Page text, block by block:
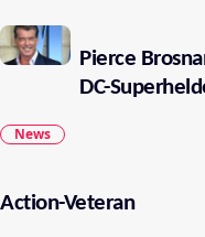
Pierce
DC-
News
Action-Veteran